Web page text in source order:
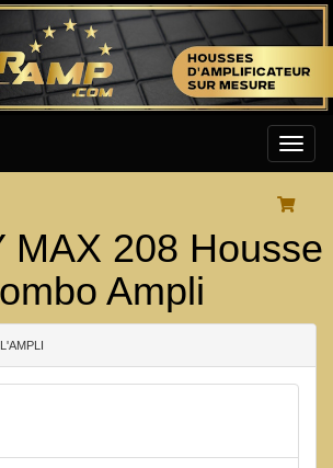
MAX 208 Housse
Ampli